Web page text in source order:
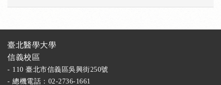
臺北醫學大學
信義校區
- 110 臺北市信義區吳興街250號
- 總機電話：02-2736-1661